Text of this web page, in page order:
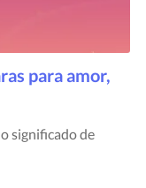
para amor,
significado de